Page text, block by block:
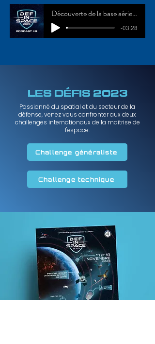
Découverte de la base aérienne 367
-03:28
LES DÉFIS 2023
Passionné du spatial et du secteur de la
défense, venez vous confronter aux deux
challenges internationaux de la maitrise de
l'espace.
Challenge généraliste
Challenge technique